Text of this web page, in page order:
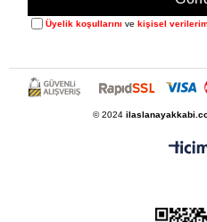
Üyelik koşullarını ve kişisel
© 2024